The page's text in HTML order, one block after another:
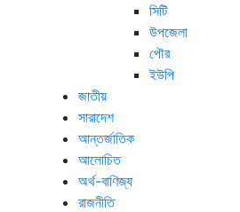
সিটি
উপজেলা
পৌর
ইউপি
জাতীয়
সারাদেশ
আন্তর্জাতিক
আলোচিত
অর্থ-বাণিজ্য
রাজনীতি